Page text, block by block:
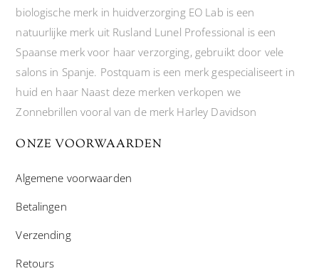
biologische merk in huidverzorging EO Lab is een
natuurlijke merk uit Rusland Lunel Professional is een
Spaanse merk voor haar verzorging, gebruikt door vele
salons in Spanje. Postquam is een merk gespecialiseert in
huid en haar Naast deze merken verkopen we
Zonnebrillen vooral van de merk Harley Davidson
ONZE VOORWAARDEN
Algemene voorwaarden
Betalingen
Verzending
Retours